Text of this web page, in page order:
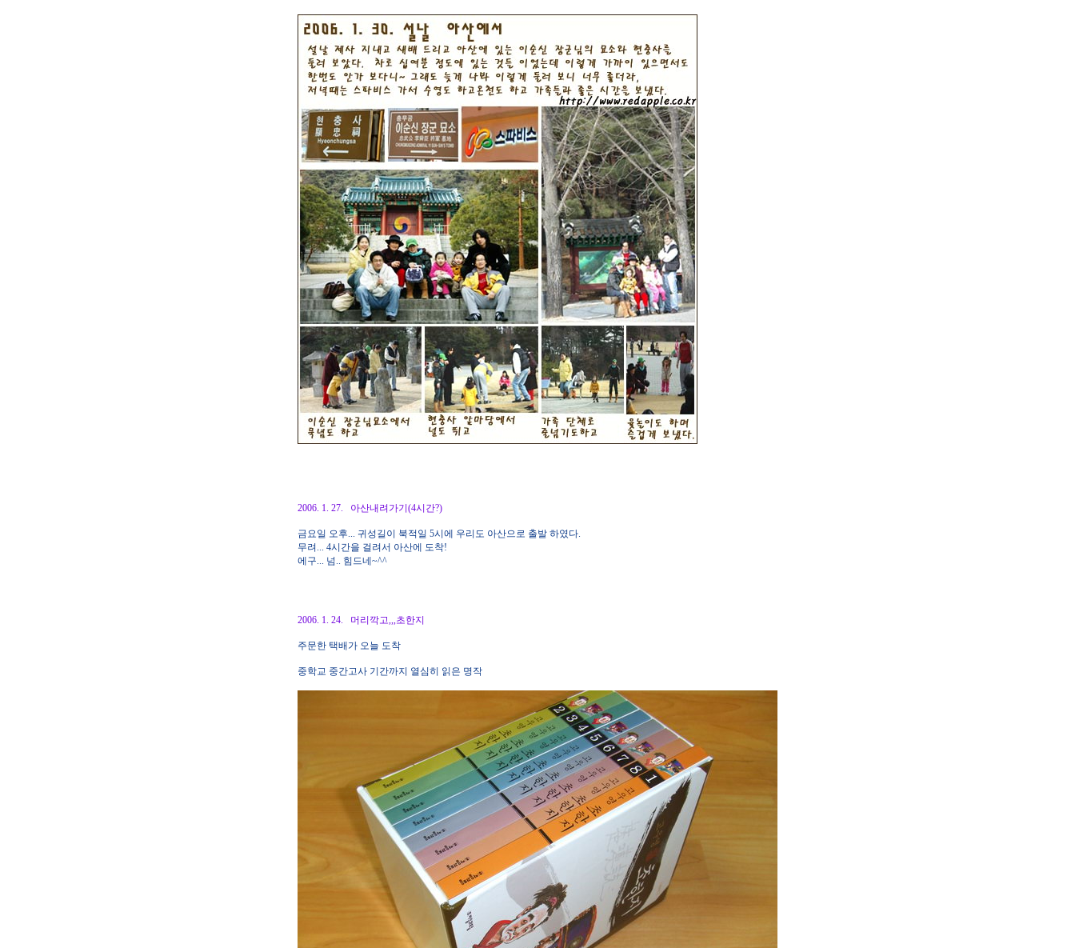
2006. 1. 27. 아산내려가기(4시간?)
금요일 오후... 귀성길이 북적일 5시에 우리도 아산으로 출발 하였다.
무려... 4시간을 걸려서 아산에 도착!
에구... 넘.. 힘드네~^^
2006. 1. 24. 머리깍고,,,초한지
주문한 택배가 오늘 도착
중학교 중간고사 기간까지 열심히 읽은 명작